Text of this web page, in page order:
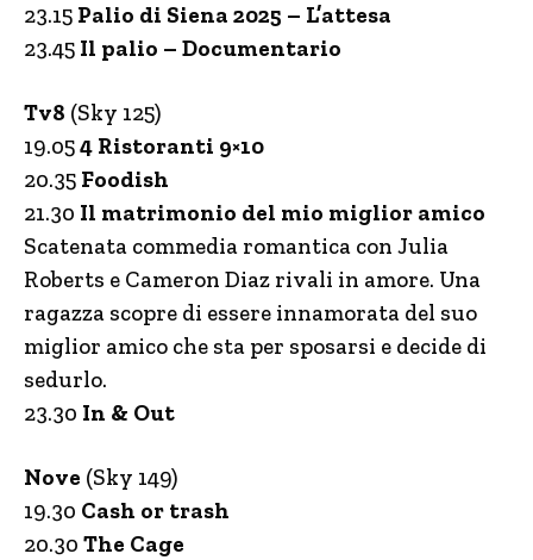
23.15 Palio di Siena 2025 – L’attesa
23.45 Il palio – Documentario
Tv8 (Sky 125)
19.054 Ristoranti 9×10
20.35 Foodish
21.30 Il matrimonio del mio miglior amico
Scatenata commedia romantica con Julia
Roberts e Cameron Diaz rivali in amore. Una
ragazza scopre di essere innamorata del suo
miglior amico che sta per sposarsi e decide di
sedurlo.
23.30 In & Out
Nove (Sky 149)
19.30 Cash or trash
20.30 The Cage